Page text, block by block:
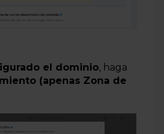
el dominio, haga
(apenas Zona de